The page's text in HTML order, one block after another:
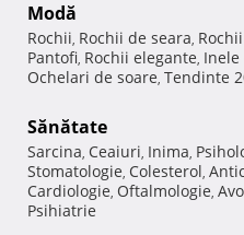
Modă
Rochii, Rochii de seara,
Pantofi, Rochii elegante, Inele
Ochelari de soare, Tendinte
Sănătate
Sarcina, Ceaiuri, Inima,
Stomatologie, Colesterol,
Cardiologie, Oftalmologie,
Psihiatrie